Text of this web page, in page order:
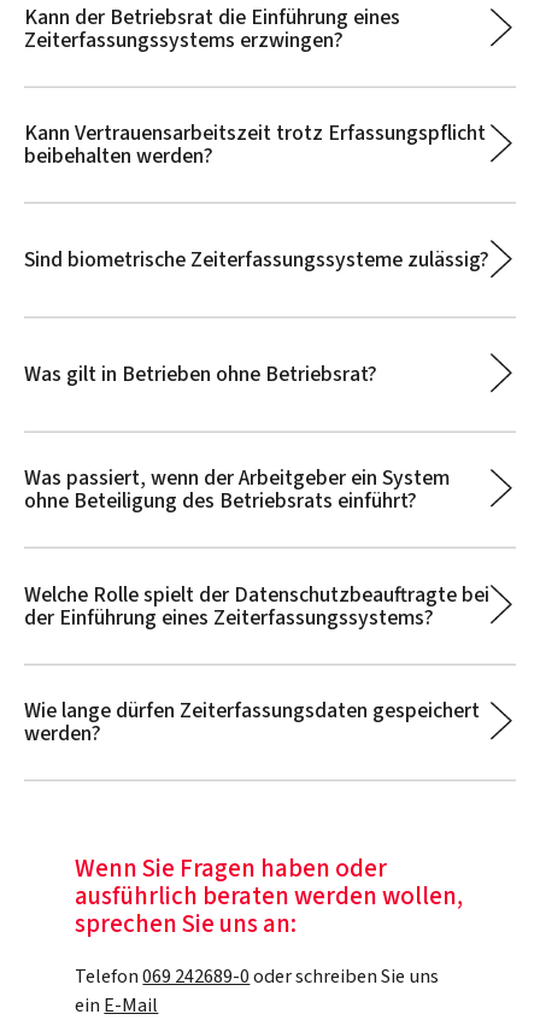
Kann der Betriebsrat die Einführung eines
Zeiterfassungssystems erzwingen?
Kann Vertrauensarbeitszeit trotz Erfassungspflicht
beibehalten werden?
Sind biometrische Zeiterfassungssysteme zulässig?
Was gilt in Betrieben ohne Betriebsrat?
Was passiert, wenn der Arbeitgeber ein System
ohne Beteiligung des Betriebsrats einführt?
Welche Rolle spielt der Datenschutzbeauftragte bei
der Einführung eines Zeiterfassungssystems?
Wie lange dürfen Zeiterfassungsdaten gespeichert
werden?
Wenn Sie Fragen haben oder
ausführlich beraten werden wollen,
sprechen Sie uns an:
Telefon069 242689-0oder schreiben Sie uns
ein E-Mail